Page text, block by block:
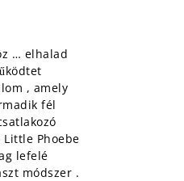
… elhalad
, amely
fél
Phoebe
lefelé
módszer .